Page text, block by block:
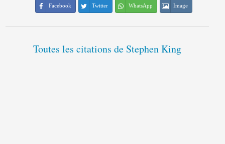
Facebook Twitter WhatsApp Image
Toutes les citations de Stephen King